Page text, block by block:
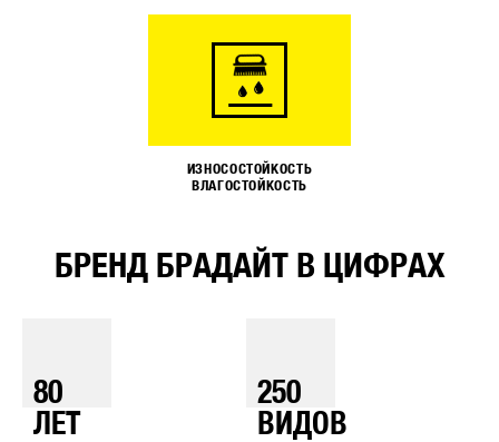
ИЗНОСОСТОЙКОСТЬ
ВЛАГОСТОЙКОСТЬ
БРЕНД БРАДАЙТ В ЦИФРАХ
80
ЛЕТ
250
ВИДОВ